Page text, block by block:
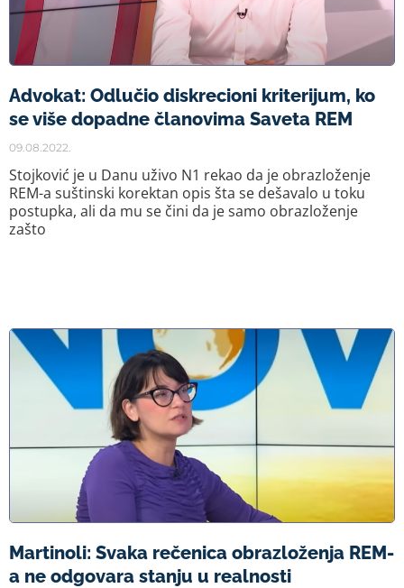
Advokat: Odlučio diskrecioni kriterijum, ko
se više dopadne članovima Saveta REM
09.08.2022.
Stojković je u Danu uživo N1 rekao da je obrazloženje
REM-a suštinski korektan opis šta se dešavalo u toku
postupka, ali da mu se čini da je samo obrazloženje
zašto
Martinoli: Svaka rečenica obrazloženja REM-
a ne odgovara stanju u realnosti